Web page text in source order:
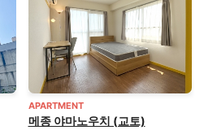
APARTMENT
메종 야마노우치 (교토)